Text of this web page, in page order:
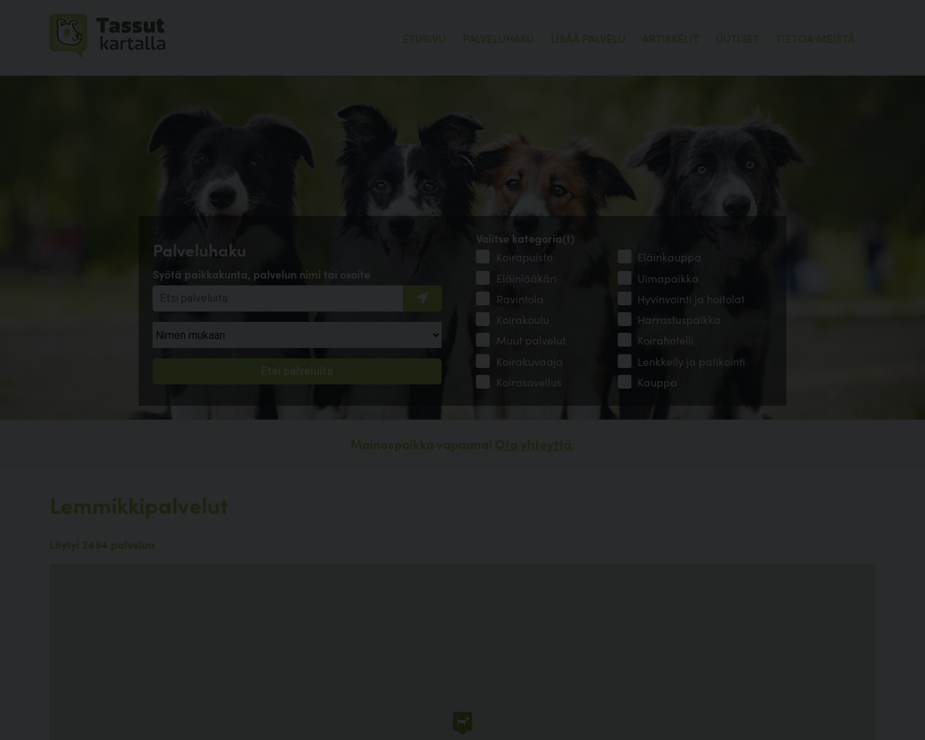
ETUSIVU PALVELUHAKU LISÄÄ PALVELU ARTIKKELIT UUTISET TIETOA MEISTÄ
Palveluhaku
Syötä paikkakunta, palvelun nimi tai osoite
Valitse kategoria(t)
Koirapuisto
Eläinkauppa
Eläinlääkäri
Uimapaikka
Ravintola
Hyvinvointi ja hoitolat
Koirakoulu
Harrastuspaikka
Muut palvelut
Koirahotelli
Koirakuvaaja
Lenkkeily ja patikointi
Koirasovellus
Kauppa
Mainospaikka vapaana! Ota yhteyttä.
Lemmikkipalvelut
Löytyi 2494 palvelua